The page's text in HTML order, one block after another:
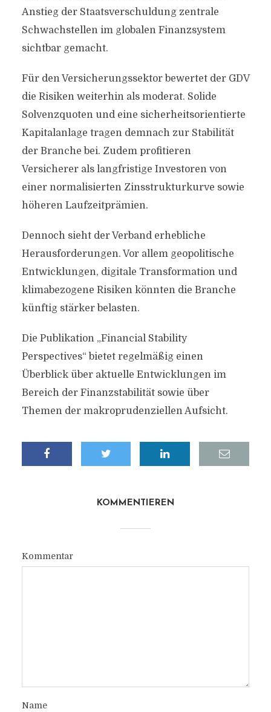
Anstieg der Staatsverschuldung zentrale
Schwachstellen im globalen Finanzsystem
sichtbar gemacht.
Für den Versicherungssektor bewertet der GDV
die Risiken weiterhin als moderat. Solide
Solvenzquoten und eine sicherheitsorientierte
Kapitalanlage tragen demnach zur Stabilität
der Branche bei. Zudem profitieren
Versicherer als langfristige Investoren von
einer normalisierten Zinsstrukturkurve sowie
höheren Laufzeitprämien.
Dennoch sieht der Verband erhebliche
Herausforderungen. Vor allem geopolitische
Entwicklungen, digitale Transformation und
klimabezogene Risiken könnten die Branche
künftig stärker belasten.
Die Publikation „Financial Stability
Perspectives“ bietet regelmäßig einen
Überblick über aktuelle Entwicklungen im
Bereich der Finanzstabilität sowie über
Themen der makroprudenziellen Aufsicht.
KOMMENTIEREN
Kommentar
Name